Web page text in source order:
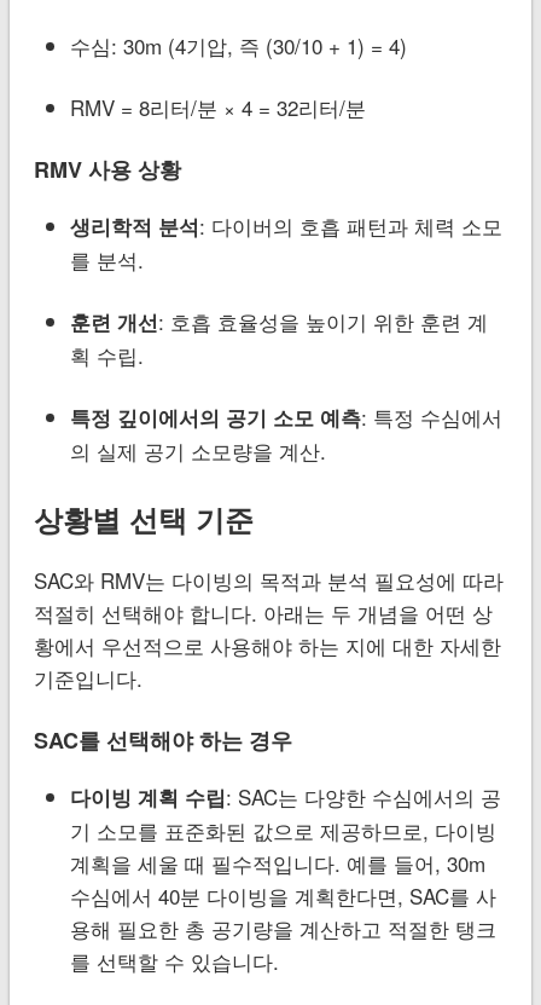
수심: 30m (4기압, 즉 (30/10 + 1) = 4)
RMV = 8리터/분 × 4 = 32리터/분
RMV 사용 상황
생리학적 분석: 다이버의 호흡 패턴과 체력 소모
를 분석.
훈련 개선: 호흡 효율성을 높이기 위한 훈련 계
획 수립.
특정 깊이에서의 공기 소모 예측: 특정 수심에서
의 실제 공기 소모량을 계산.
상황별 선택 기준
SAC와 RMV는 다이빙의 목적과 분석 필요성에 따라
적절히 선택해야 합니다. 아래는 두 개념을 어떤 상
황에서 우선적으로 사용해야 하는 지에 대한 자세한
기준입니다.
SAC를 선택해야 하는 경우
다이빙 계획 수립: SAC는 다양한 수심에서의 공
기 소모를 표준화된 값으로 제공하므로, 다이빙
계획을 세울 때 필수적입니다. 예를 들어, 30m
수심에서 40분 다이빙을 계획한다면, SAC를 사
용해 필요한 총 공기량을 계산하고 적절한 탱크
를 선택할 수 있습니다.